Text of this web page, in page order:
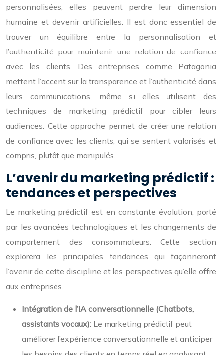
personnalisées, elles peuvent perdre leur dimension
humaine et devenir artificielles. Il est donc essentiel de
trouver un équilibre entre la personnalisation et
l’authenticité pour maintenir une relation de confiance
avec les clients. Des entreprises comme Patagonia
mettent l’accent sur la transparence et l’authenticité dans
leurs communications, même si elles utilisent des
techniques de marketing prédictif pour cibler leurs
audiences. Cette approche permet de créer une relation
de confiance avec les clients, qui se sentent valorisés et
compris, plutôt que manipulés.
L’avenir du marketing prédictif :
tendances et perspectives
Le marketing prédictif est en constante évolution, porté
par les avancées technologiques et les changements de
comportement des consommateurs. Cette section
explorera les principales tendances qui façonneront
l’avenir de cette discipline et les perspectives qu’elle offre
aux entreprises.
Intégration de l’IA conversationnelle (Chatbots,
assistants vocaux): Le marketing prédictif peut
améliorer l’expérience conversationnelle et anticiper